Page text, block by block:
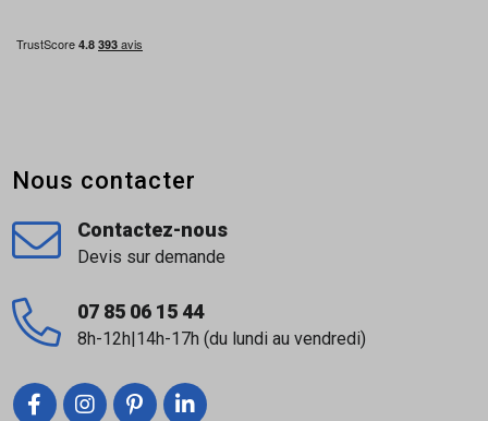
Nous contacter
Contactez-nous
Devis sur demande
07 85 06 15 44
8h-12h|14h-17h (du lundi au vendredi)